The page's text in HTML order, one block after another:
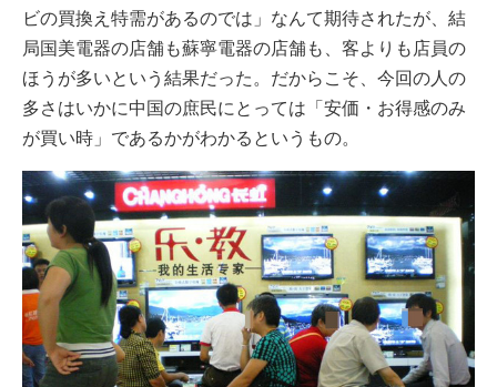
ビの買換え特需があるのでは」なんて期待されたが、結
局国美電器の店舗も蘇寧電器の店舗も、客よりも店員の
ほうが多いという結果だった。だからこそ、今回の人の
多さはいかに中国の庶民にとっては「安価・お得感のみ
が買い時」であるかがわかるというもの。